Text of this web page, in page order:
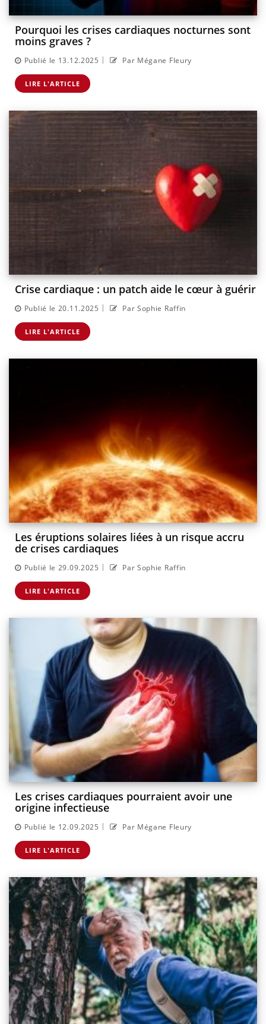
Pourquoi les crises cardiaques nocturnes sont
moins graves ?
Publié le 13.12.2025 | Par Mégane Fleury
LIRE L'ARTICLE
Crise cardiaque : un patch aide le cœur à guérir
Publié le 20.11.2025 | Par Sophie Raffin
LIRE L'ARTICLE
Les éruptions solaires liées à un risque accru
de crises cardiaques
Publié le 29.09.2025 | Par Sophie Raffin
LIRE L'ARTICLE
Les crises cardiaques pourraient avoir une
origine infectieuse
Publié le 12.09.2025 | Par Mégane Fleury
LIRE L'ARTICLE